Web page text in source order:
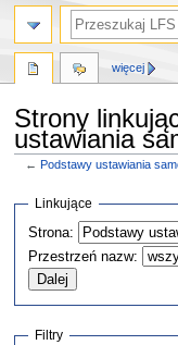
Strony
ustawiania
←Podstawy ustawiania
Przejdź
nawigacji
Przejdź
wyszukiwania
Linkujące
Strona:
Przestrzeń nazw:
Filtry
więcej